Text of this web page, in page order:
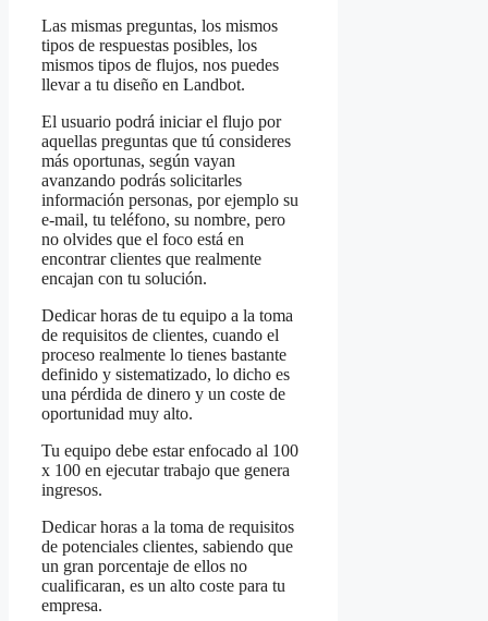
Las mismas preguntas, los mismos
tipos de respuestas posibles, los
mismos tipos de flujos, nos puedes
llevar a tu diseño en Landbot.
El usuario podrá iniciar el flujo por
aquellas preguntas que tú consideres
más oportunas, según vayan
avanzando podrás solicitarles
información personas, por ejemplo su
e-mail, tu teléfono, su nombre, pero
no olvides que el foco está en
encontrar clientes que realmente
encajan con tu solución.
Dedicar horas de tu equipo a la toma
de requisitos de clientes, cuando el
proceso realmente lo tienes bastante
definido y sistematizado, lo dicho es
una pérdida de dinero y un coste de
oportunidad muy alto.
Tu equipo debe estar enfocado al 100
x 100 en ejecutar trabajo que genera
ingresos.
Dedicar horas a la toma de requisitos
de potenciales clientes, sabiendo que
un gran porcentaje de ellos no
cualificaran, es un alto coste para tu
empresa.